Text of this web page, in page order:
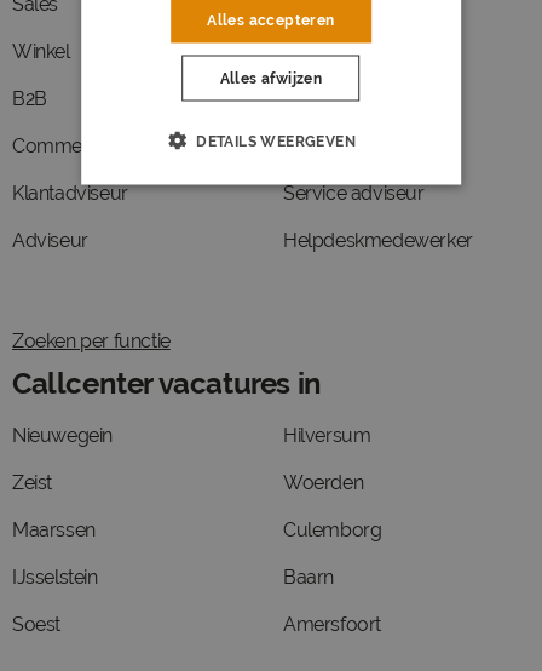
Winkel
B2B
Commercieel medewerker
Klantadviseur
Adviseur
Assistent
Filiaalmanager
Ondernemer
Service adviseur
Helpdeskmedewerker
Zoeken per functie
Callcenter vacatures in
Nieuwegein
Zeist
Maarssen
IJsselstein
Soest
Hilversum
Woerden
Culemborg
Baarn
Amersfoort
Alles accepteren
Alles afwijzen
DETAILS WEERGEVEN